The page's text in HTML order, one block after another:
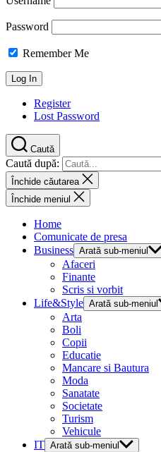
Password
Remember Me
Register
Lost Password
Caută
Caută după:
Închide căutarea
Închide meniul
Home
Comunicate de presa
Business Arată sub-meniul
Afaceri
Finante
Scris si vorbit
Life&Style Arată sub-meniul
Arta
Boli
Copii
Educatie
Mancare si Bautura
Moda
Sanatate
Societate
Turism
Vehicule
IT Arată sub-meniul